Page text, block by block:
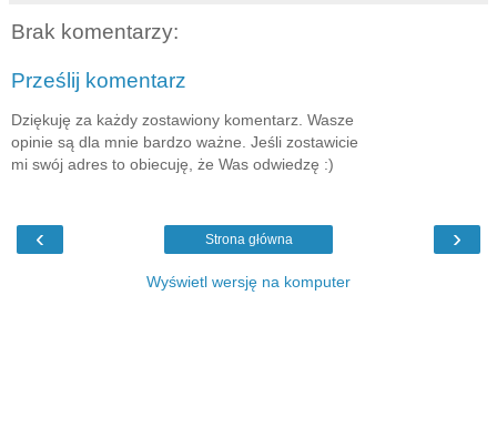
Brak komentarzy:
Prześlij komentarz
Dziękuję za każdy zostawiony komentarz. Wasze
opinie są dla mnie bardzo ważne. Jeśli zostawicie
mi swój adres to obiecuję, że Was odwiedzę :)
‹ ›
Strona główna
Wyświetl wersję na komputer